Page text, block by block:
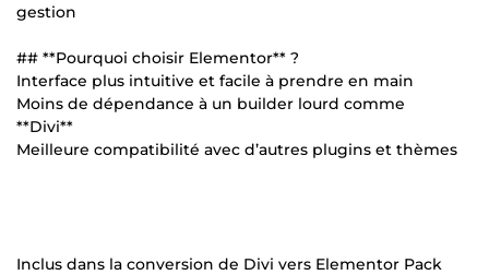
gestion
## **Pourquoi choisir Elementor** ?
Interface plus intuitive et facile à prendre en main
Moins de dépendance à un builder lourd comme
**Divi**
Meilleure compatibilité avec d’autres plugins et thèmes
Inclus dans la conversion de Divi vers Elementor Pack